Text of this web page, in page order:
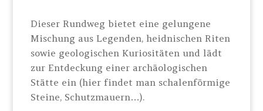
Dieser Rundweg bietet eine gelungene
Mischung aus Legenden, heidnischen Riten
sowie geologischen Kuriositäten und lädt
zur Entdeckung einer archäologischen
Stätte ein (hier findet man schalenförmige
Steine, Schutzmauern…).